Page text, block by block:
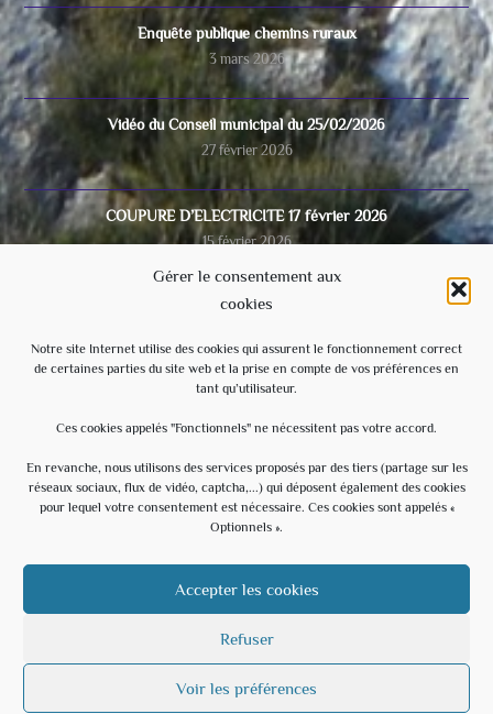
Gérer le consentement aux
cookies
Notre site Internet utilise des cookies qui assurent le fonctionnement correct
de certaines parties du site web et la prise en compte de vos préférences en
tant qu’utilisateur.
Ces cookies appelés "Fonctionnels" ne nécessitent pas votre accord.
En revanche, nous utilisons des services proposés par des tiers (partage sur les
réseaux sociaux, flux de vidéo, captcha,...) qui déposent également des cookies
pour lequel votre consentement est nécessaire. Ces cookies sont appelés «
Optionnels ».
Accepter les cookies
Refuser
Voir les préférences
Enquête publique chemins ruraux
3 mars 2026
Vidéo du Conseil municipal du 25/02/2026
27 février 2026
COUPURE D’ELECTRICITE 17 février 2026
15 février 2026
Video du conseil municipal du 28/11/2025
Ecole
3 septembre 2025
Évènements à venir
AOÛT 20 h 30 min-23 h 30 min
Soirée Estivale – With U – Hommage à U2
Voir le calendrier